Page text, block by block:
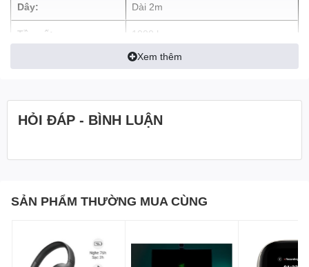
Dây: Dài 2m
Tần số: 1000 hz
Có
Chất liệu đệm tai
nghe:
Vải
Xem thêm
HỎI ĐÁP - BÌNH LUẬN
SẢN PHẨM THƯỜNG MUA CÙNG